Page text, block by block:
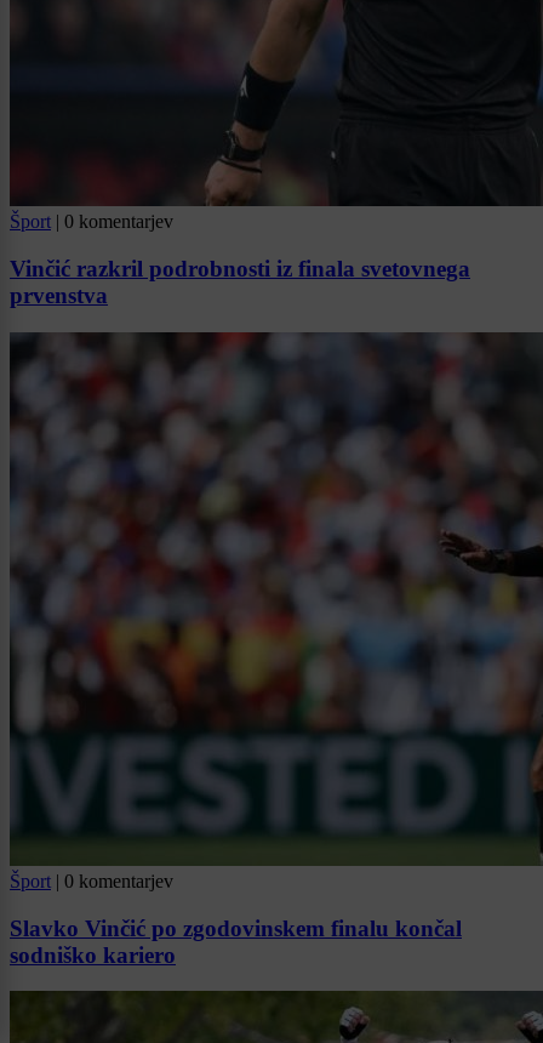
Šport | 0 komentarjev
Vinčić razkril podrobnosti iz finala svetovnega
prvenstva
Šport | 0 komentarjev
Slavko Vinčić po zgodovinskem finalu končal
sodniško kariero